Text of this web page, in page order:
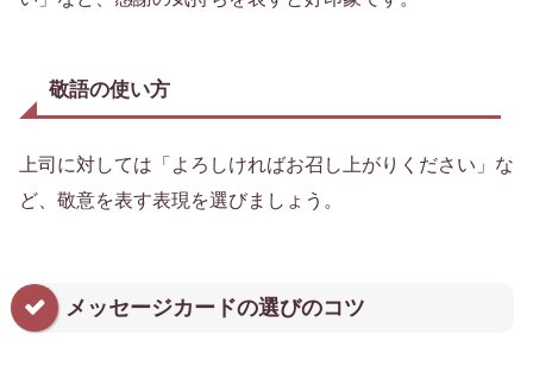
敬語の使い方
上司に対しては「よろしければお召し上がりください」な
ど、敬意を表す表現を選びましょう。
メッセージカードの選びのコツ